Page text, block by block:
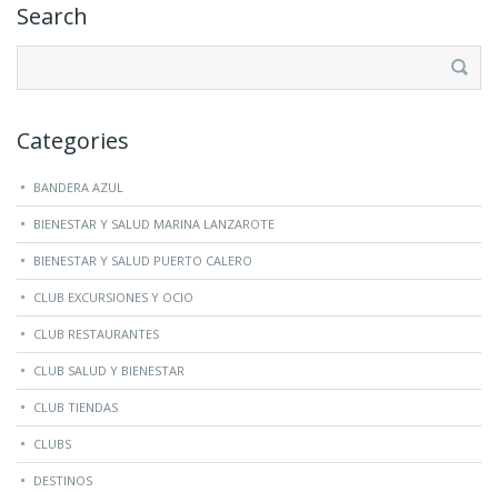
Search
Categories
BANDERA AZUL
BIENESTAR Y SALUD MARINA LANZAROTE
BIENESTAR Y SALUD PUERTO CALERO
CLUB EXCURSIONES Y OCIO
CLUB RESTAURANTES
CLUB SALUD Y BIENESTAR
CLUB TIENDAS
CLUBS
DESTINOS